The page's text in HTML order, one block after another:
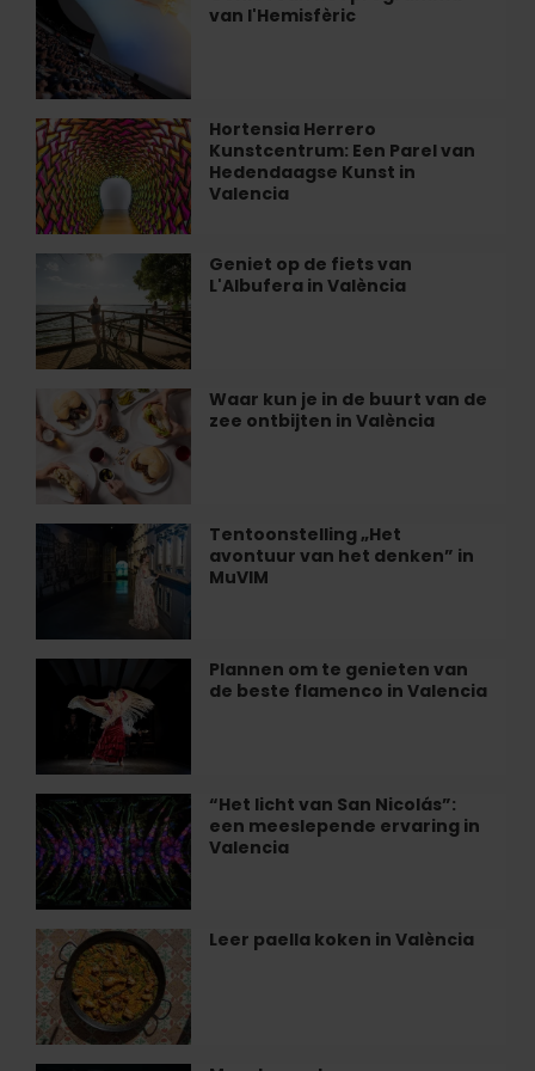
van l'Hemisfèric
van
het
programma
van
l'Hemisfèric
Hortensia Herrero
Kunstcentrum: Een Parel van
Hedendaagse Kunst in
Valencia
Hortensia
Herrero
Kunstcentrum:
Een
Parel
van
Hedendaagse
Kunst
in
Valencia
Geniet op de fiets van
L'Albufera in València
de
fiets
van
L'Albufera
in
València
Waar kun je in de buurt van de
zee ontbijten in València
Waar
kun
je
in
buurt
Tentoonstelling „Het
avontuur van het denken” in
MuVIM
Tentoonstelling
het
denken”
MuVIM
Plannen om te genieten van
de beste flamenco in Valencia
genieten
van
de
beste
flamenco
in
Valencia
“Het licht van San Nicolás”:
een meeslepende ervaring in
Valencia
“Het
licht
van
San
Nicolás”:
een
meeslepende
ervaring
in
Valencia
Leer paella koken in València
Leer
paella
koken
in
València